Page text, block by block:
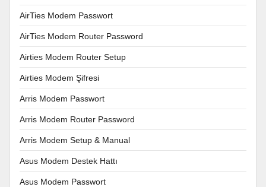
AirTies Modem Passwort
AirTies Modem Router Password
Airties Modem Router Setup
Airties Modem Şifresi
Arris Modem Passwort
Arris Modem Router Password
Arris Modem Setup & Manual
Asus Modem Destek Hattı
Asus Modem Passwort